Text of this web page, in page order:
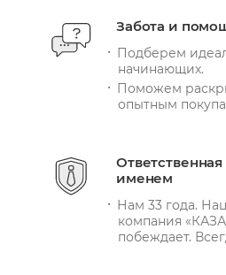
Забота и
Подберем
начинающих.
Поможем
опытным
именем
Нам 33 года.
компания
побеждает.